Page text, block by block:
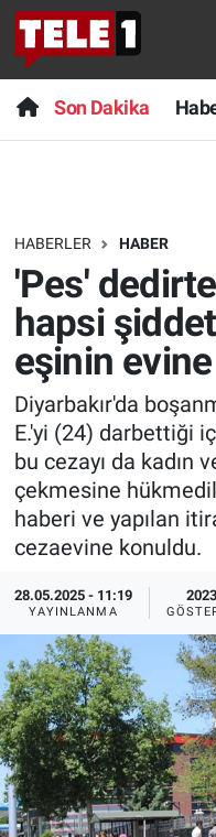
Son Dakika
HABERLER HABER
'Pes'
hapsi
eşinin
Diyarbakır'da
E.'yi (24) darbettiği
bu cezayı da kadın
çekmesine
haberi ve yapılan
cezaevine konuldu.
28.05.2025 - 11:19
YAYINLANMA
2023
Anında Manşet
Başka Sohbetler
Bilim turu
Bilim ve Teknoloji
Doğa Konuşuyor
Dünya
Ege Saati
Ege'den Esintiler
Eğitim
Eğlence
Ekonomi
Forum
Gerçeğin İzinde
Son Dakika
Haber
Dünya
Teknoloji
Sağlık
Spor
Yayın Akışı
İletişim
Nöbetçi Eczaneler
Hava Durumu
Trafik Durumu
Süper Lig Puan
Tüm Manşetler
Son Dakika
Haber Arşivi